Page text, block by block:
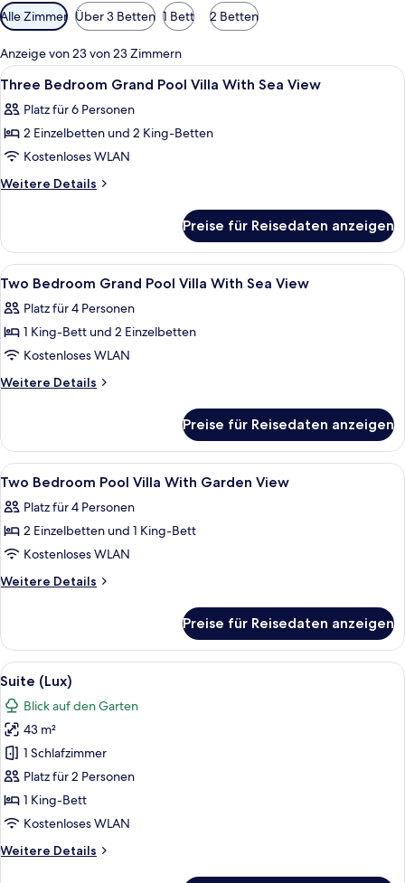
Verfügbare
Filter
für
Zimmer
Alle Zimmer Über 3 Betten 1 Bett 2 Betten
Anzeige von 23 von 23 Zimmern
Alle
Fotos
für
Three
Bedroom
Grand
With
Sea
View
anzeigen
Hochwertige Bettwaren, Minibar,
8
Three Bedroom Grand Pool Villa With Sea View
Platz für 6 Personen
2 Einzelbetten und 2 King-Betten
Kostenloses WLAN
Weitere Details
Weitere
Bedroom
Grand
Pool
With
Sea
Preise für Reisedaten anzeigen
Alle
Fotos
für
Two
Bedroom
Grand
With
Sea
View
anzeigen
Hochwertige Bettwaren, Minibar,
8
Two Bedroom Grand Pool Villa With Sea View
Platz für 4 Personen
1 King-Bett und 2 Einzelbetten
Kostenloses WLAN
Weitere Details
Weitere
Bedroom
Grand
Pool
With
Sea
Preise für Reisedaten anzeigen
Alle
Fotos
für
Two
Bedroom
Pool
Garden
View
anzeigen
Hochwertige Bettwaren, Minibar,
8
Two Bedroom Pool Villa With Garden View
Platz für 4 Personen
2 Einzelbetten und 1 King-Bett
Kostenloses WLAN
Weitere Details
Weitere
Bedroom
Pool
Villa
With
Garden
View
Preise für Reisedaten anzeigen
Alle
Fotos
für
Suite
(Lux)
anzeigen
Ein Hotelzimmer mit Bett,
8
Suite (Lux)
Blick auf den Garten
43 m²
1 Schlafzimmer
Platz für 2 Personen
1 King-Bett
Kostenloses WLAN
Weitere Details
Weitere